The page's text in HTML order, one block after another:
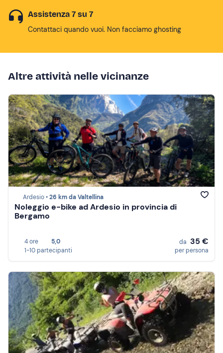
Assistenza 7 su 7
Contattaci quando vuoi. Non facciamo ghosting
Altre attività nelle vicinanze
Ardesio •26 km da Valtellina
Noleggio e-bike ad Ardesio in provincia di
Bergamo
4 ore
5,0
1-10 partecipanti
da 35 €
per persona